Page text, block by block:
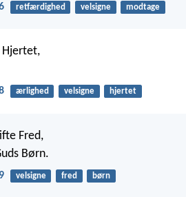
retfærdighed velsigne modtage
Hjertet,
ærlighed velsigne hjertet
Fred,
Børn.
velsigne fred børn